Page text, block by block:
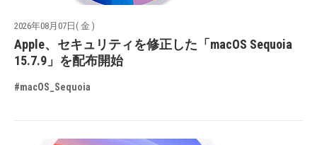
2026年08月07日( 金 )
Apple、セキュリティを修正した「macOS Sequoia
15.7.9」を配布開始
#macOS_Sequoia